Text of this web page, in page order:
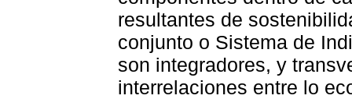
resultantes de
conjunto o Sistema de
son integradores, y
interrelaciones entre lo